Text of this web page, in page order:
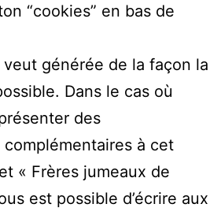
“cookies” en bas de
générée de la façon la
Dans le cas où
des
à cet
« Frères jumeaux de
est possible d’écrire aux